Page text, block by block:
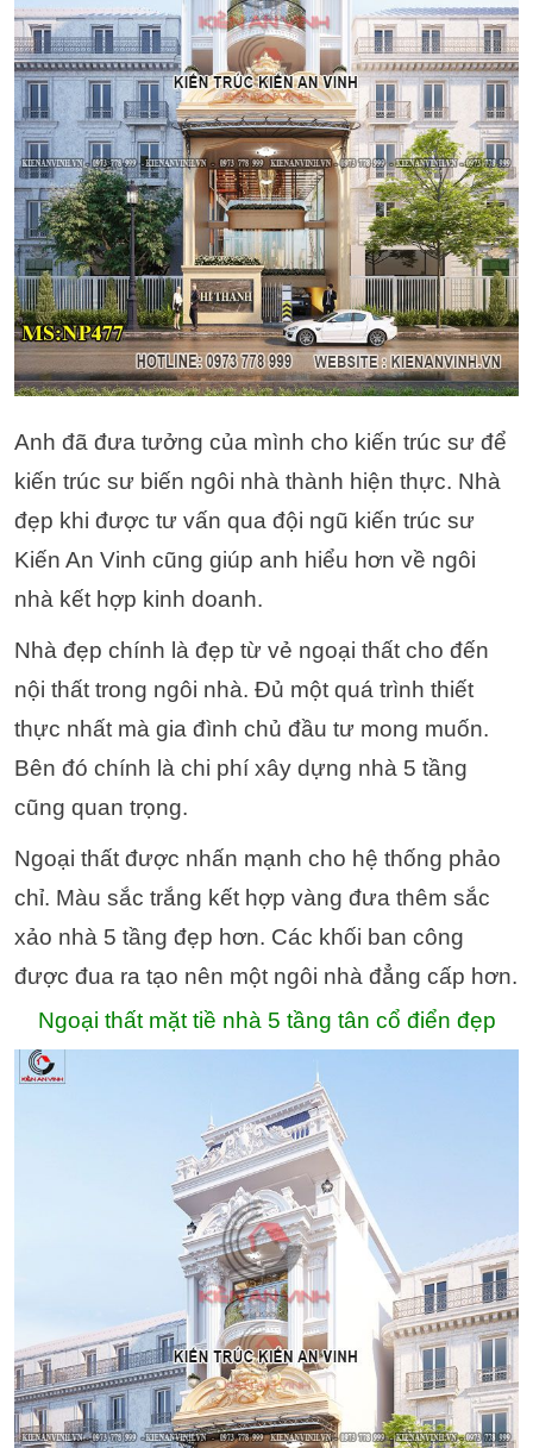
Anh đã đưa tưởng của mình cho kiến trúc sư để
kiến trúc sư biến ngôi nhà thành hiện thực. Nhà
đẹp khi được tư vấn qua đội ngũ kiến trúc sư
Kiến An Vinh cũng giúp anh hiểu hơn về ngôi
nhà kết hợp kinh doanh.
Nhà đẹp chính là đẹp từ vẻ ngoại thất cho đến
nội thất trong ngôi nhà. Đủ một quá trình thiết
thực nhất mà gia đình chủ đầu tư mong muốn.
Bên đó chính là chi phí xây dựng nhà 5 tầng
cũng quan trọng.
Ngoại thất được nhấn mạnh cho hệ thống phảo
chỉ. Màu sắc trắng kết hợp vàng đưa thêm sắc
xảo nhà 5 tầng đẹp hơn. Các khối ban công
được đua ra tạo nên một ngôi nhà đẳng cấp hơn.
Ngoại thất mặt tiề nhà 5 tầng tân cổ điển đẹp